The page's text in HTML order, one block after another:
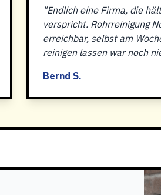
"Endlich eine Firma, die
verspricht. Rohrreinigung
erreichbar, selbst am
reinigen lassen war noch
Bernd S.